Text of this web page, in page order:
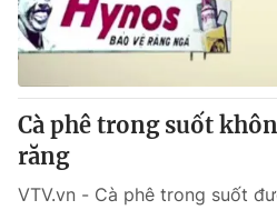
Cà phê trong suốt
răng
VTV.vn - Cà phê trong suốt